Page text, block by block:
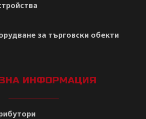
за търговски обекти
ИНФОРМАЦИЯ